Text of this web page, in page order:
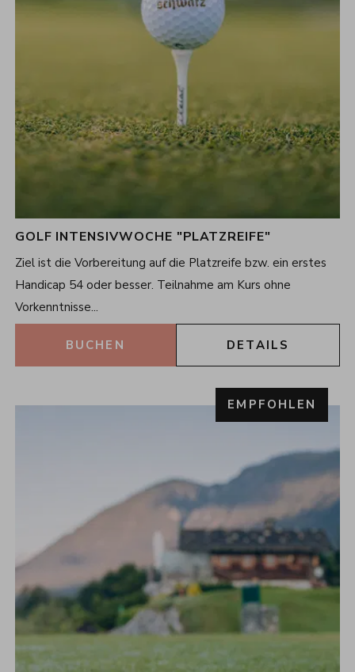
7Nächte
08.03.2026 - 15.11.2026
GOLF INTENSIVWOCHE "PLATZREIFE"
Ziel ist die Vorbereitung auf die Platzreife bzw. ein erstes
Handicap 54 oder besser. Teilnahme am Kurs ohne
Vorkenntnisse...
DETAILS
BUCHEN